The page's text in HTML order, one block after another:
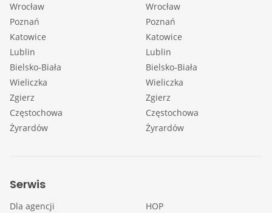
Wrocław
Poznań
Katowice
Lublin
Bielsko-Biała
Wieliczka
Zgierz
Częstochowa
Żyrardów
Wrocław
Poznań
Katowice
Lublin
Bielsko-Biała
Wieliczka
Zgierz
Częstochowa
Żyrardów
Serwis
Dla agencji HOP